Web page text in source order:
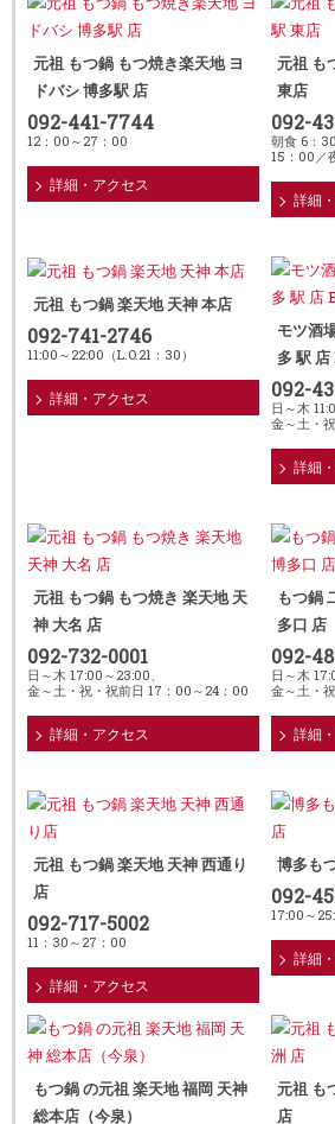
元祖 もつ鍋 もつ焼き楽天地 ヨ
ドバシ 博多駅 店
092-441-7744
12：00～27：00
詳細・アクセス
元祖 も
東店
092-
朝食 6：
15：00／
詳細
元祖 もつ鍋 楽天地 天神 本店
092-741-2746
11:00～22:00（L.O.21：30）
詳細・アクセス
モツ酒
多 駅 店
092-
日～木
金～土・
詳細
元祖 もつ鍋 もつ焼き 楽天地 天
神 大名 店
092-732-0001
日～木 17:00～23:00、
金～土・祝・祝前日 17：00～24：00
詳細・アクセス
もつ鍋
多口 店
092-
日～木
金～土・
詳細
元祖 もつ鍋 楽天地 天神 西通り
店
092-717-5002
11：30～27：00
詳細・アクセス
博多も
092-
17:00～
詳細
もつ鍋 の元祖 楽天地 福岡 天神
総本店（今泉）
元祖 も
店